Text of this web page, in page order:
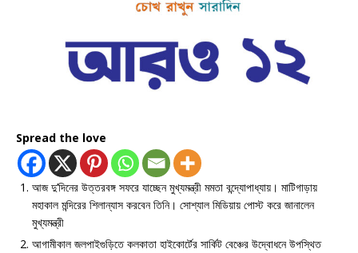
Spread the love
আজ দু’দিনের উত্তরবঙ্গ সফরে যাচ্ছেন মুখ্যমন্ত্রী মমতা বন্দ্যোপাধ্যায়। মাটিগাড়ায়
মহাকাল মন্দিরের শিলান্যাস করবেন তিনি। সোশ্যাল মিডিয়ায় পোস্ট করে জানালেন
মুখ্যমন্ত্রী
আগামীকাল জলপাইগুড়িতে কলকাতা হাইকোর্টের সার্কিট বেঞ্চের উদ্বোধনে উপস্থিত